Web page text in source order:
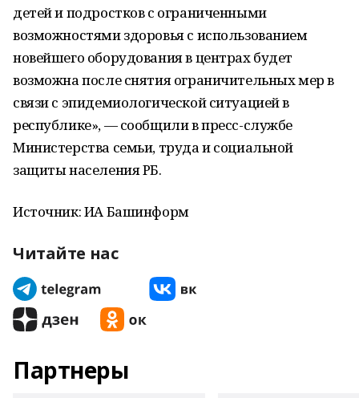
детей и подростков с ограниченными
возможностями здоровья с использованием
новейшего оборудования в центрах будет
возможна после снятия ограничительных мер в
связи с эпидемиологической ситуацией в
республике», — сообщили в пресс-службе
Министерства семьи, труда и социальной
защиты населения РБ.
Источник: ИА Башинформ
Читайте нас
Партнеры